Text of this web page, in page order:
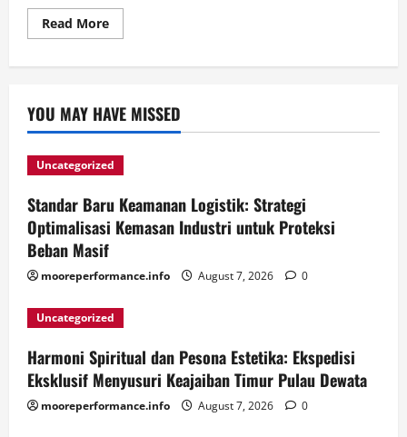
Read MoreRead
more
Kerja
dan
Menetap
YOU MAY HAVE MISSED
Uncategorized
Standar Baru Keamanan Logistik: Strategi
Optimalisasi Kemasan Industri untuk Proteksi
Beban Masif
mooreperformance.info August 7, 2026 0
Uncategorized
Harmoni Spiritual dan Pesona Estetika: Ekspedisi
Eksklusif Menyusuri Keajaiban Timur Pulau Dewata
mooreperformance.info August 7, 2026 0